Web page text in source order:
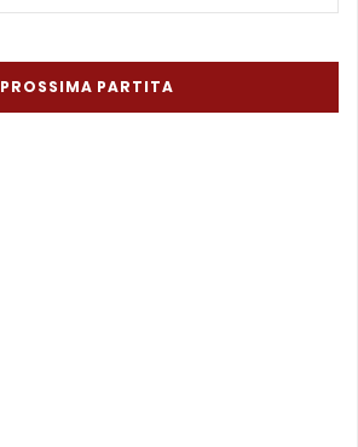
PROSSIMA PARTITA